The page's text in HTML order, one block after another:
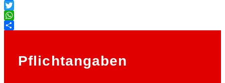
Facebook
Twitter
WhatsApp
Pflichtangaben